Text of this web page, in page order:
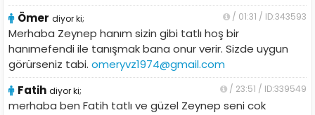
Ömer diyor ki; / 01:31 / ID:343593
Merhaba Zeynep hanım sizin gibi tatlı hoş bir
hanımefendi ile tanışmak bana onur verir. Sizde uygun
görürseniz tabi.omeryvz1974@gmail.com
Fatih diyor ki; / 23:51 / ID:339549
merhaba ben Fatih tatlı ve güzel Zeynep seni cok